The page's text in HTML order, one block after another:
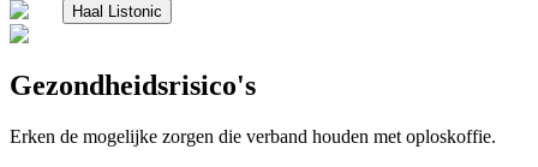
Haal Listonic
Gezondheidsrisico's
Erken de mogelijke zorgen die verband houden met oploskoffie.